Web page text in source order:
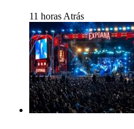
11 horas Atrás